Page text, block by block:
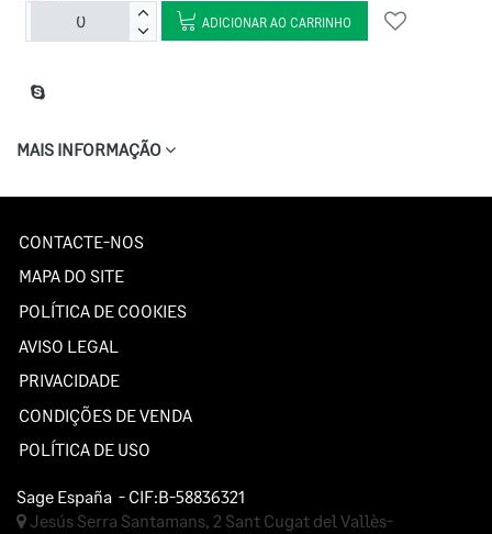
ADICIONAR AO CARRINHO
MAIS INFORMAÇÃO
CONTACTE-NOS
MAPA DO SITE
POLÍTICA DE COOKIES
AVISO LEGAL
PRIVACIDADE
CONDIÇÕES DE VENDA
POLÍTICA DE USO
Sage España - CIF:B-58836321
Jesús Serra Santamans, 2 Sant Cugat del Vallès-